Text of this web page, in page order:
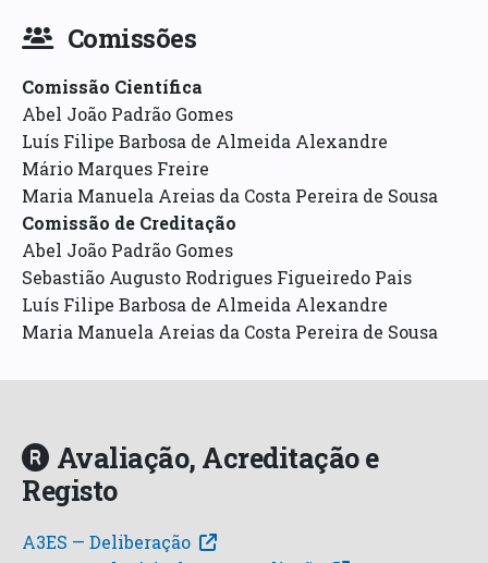
Comissões
Comissão Científica
Abel João Padrão Gomes
Luís Filipe Barbosa de Almeida Alexandre
Mário Marques Freire
Maria Manuela Areias da Costa Pereira de Sousa
Comissão de Creditação
Abel João Padrão Gomes
Sebastião Augusto Rodrigues Figueiredo Pais
Luís Filipe Barbosa de Almeida Alexandre
Maria Manuela Areias da Costa Pereira de Sousa
Avaliação, Acreditação e
Registo
A3ES — Deliberação